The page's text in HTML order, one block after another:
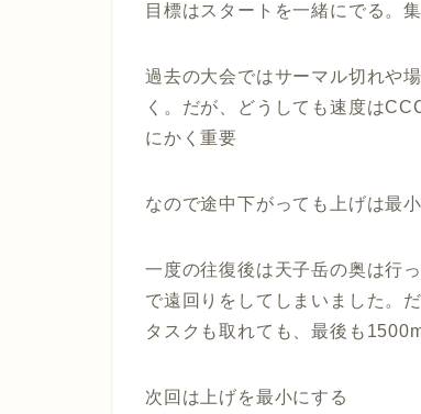
目標はスタートを一緒にでる。
過去の大会ではサーマル切れや
く。だが、どうしても速度は
にかく重要
なので途中下がっても上げは最
一度の往復後は天子岳の奥は行
で遠回りをしてしまいました。
タスクも取れても、最後も
次回は上げを最小にする